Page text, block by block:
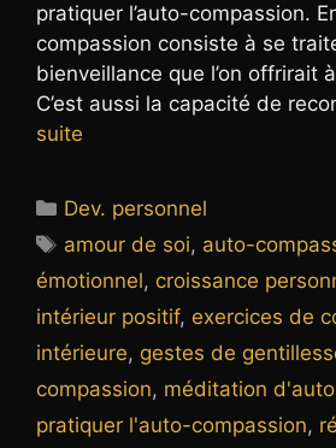
pratiquer l’auto-compassion.
compassion consiste à se
bienveillance que l’on offrirait
C’est aussi la capacité de
suite
Catégories
Dev. personnel
Étiquettes
amour de soi, auto-
émotionnel, croissance
intérieur positif, exercices de
intérieure, gestes de
compassion, méditation
pratiquer l'auto-compassion,